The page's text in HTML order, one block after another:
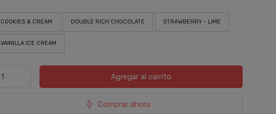
COOKIES & CREAM DOUBLE RICH CHOCOLATE STRAWBERRY - LIME
VAINILLA ICE CREAM
Agregaral carrito
Comprar ahora